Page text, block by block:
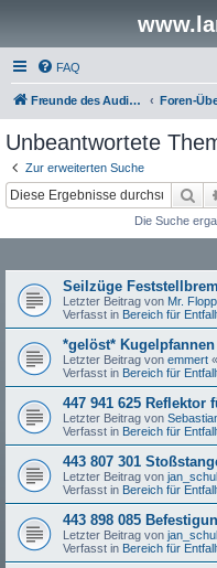
FAQ
Freunde des Audi Typ 44 e.V. Foren-
Unbeantwortete
Zur erweiterten Suche
Die Suche
Seilzüge
Letzter Beitrag von Mr.
Verfasst in Bereich für
*gelöst*
Letzter Beitrag von emmert «
Verfasst in Bereich für
447 941 625 Reflektor
Letzter Beitrag von
Verfasst in Bereich für
443 807 301
Letzter Beitrag von
Verfasst in Bereich für
443 898 085
Letzter Beitrag von
Verfasst in Bereich für